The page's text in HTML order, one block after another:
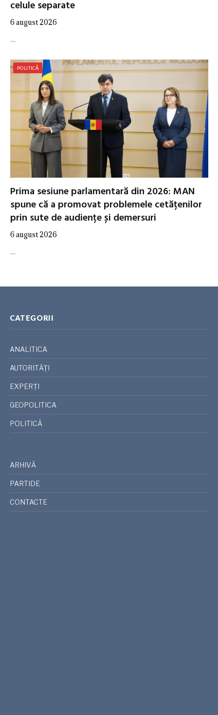
celule separate
6 august 2026
…
POLITICĂ
Prima sesiune parlamentară din 2026: MAN
spune că a promovat problemele cetățenilor
prin sute de audiențe și demersuri
6 august 2026
…
CATEGORII
ANALITICA
AUTORITĂȚI
EXPERȚI
GEOPOLITICA
POLITICĂ
ARHIVĂ
PARTIDE
CONTACTE